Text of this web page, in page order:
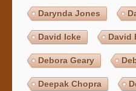
Darynda Jones
David Icke David
Debora Geary
Deepak Chopra